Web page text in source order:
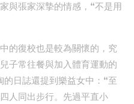
與張家深摯的情感，“不是用
的復校也是較為關懷的，究
子常往餐與加入體育運動的
的日誌還提到樂益女中：“至
人同出步行。先過平直小